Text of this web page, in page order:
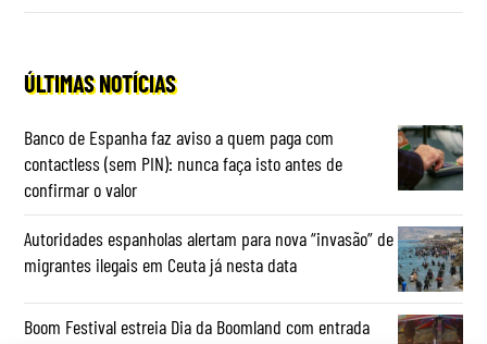
ÚLTIMAS NOTÍCIAS
Banco de Espanha faz aviso a quem paga com
contactless (sem PIN): nunca faça isto antes de
confirmar o valor
Autoridades espanholas alertam para nova “invasão” de
migrantes ilegais em Ceuta já nesta data
Boom Festival estreia Dia da Boomland com entrada